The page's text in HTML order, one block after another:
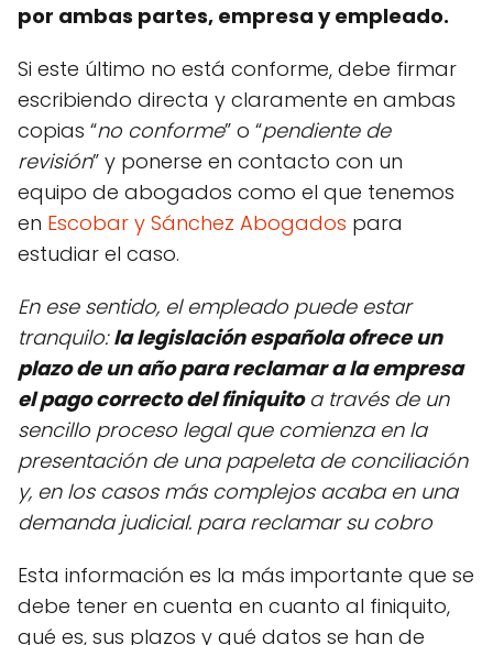
por ambas partes, empresa y empleado.
Si este último no está conforme, debe firmar
escribiendo directa y claramente en ambas
copias “no conforme” o “pendiente de
revisión” y ponerse en contacto con un
equipo de abogados como el que tenemos
en Escobar y Sánchez Abogados para
estudiar el caso.
En ese sentido, el empleado puede estar
tranquilo:la legislación española ofrece un
plazo de un año para reclamar a la empresa
el pago correcto del finiquitoa través de un
sencillo proceso legal que comienza en la
presentación de una papeleta de conciliación
y, en los casos más complejos acaba en una
demanda judicial. para reclamar su cobro
Esta información es la más importante que se
debe tener en cuenta en cuanto al finiquito,
qué es, sus plazos y qué datos se han de